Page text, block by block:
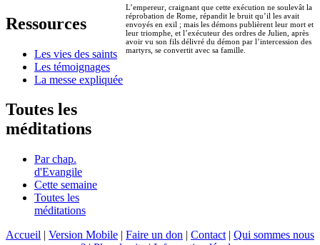
Ressources
Les vies des saints
Les témoignages
La messe expliquée
Toutes les
méditations
Par chap.
d'Evangile
Cette semaine
Toutes les
méditations
L’empereur, craignant que cette exécution ne soulevât la
réprobation de Rome, répandit le bruit qu’il les avait
envoyés en exil ; mais les démons publièrent leur mort et
leur triomphe, et l’exécuteur des ordres de Julien, après
avoir vu son fils délivré du démon par l’intercession des
martyrs, se convertit avec sa famille.
Accueil | Version Mobile | Faire un don | Contact | Qui sommes nous